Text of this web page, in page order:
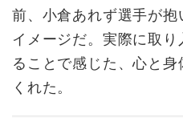
前、小倉あれず選手が
イメージだ。実際に取
ることで感じた、心と
くれた。